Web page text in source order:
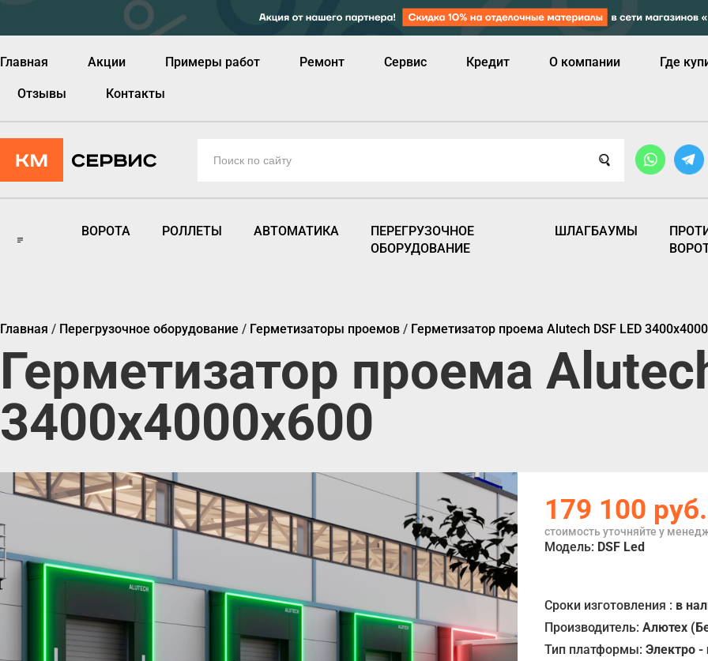
Главная Акции Примеры работ Ремонт Сервис Кредит О компании Где
Отзывы Контакты
ВОРОТА РОЛЛЕТЫ АВТОМАТИКА
ПЕРЕГРУЗОЧНОЕ
ОБОРУДОВАНИЕ
ШЛАГБАУМЫ
Главная / Перегрузочное оборудование / Герметизаторы проемов / Герметизатор проема Alutech DSF LED
Герметизатор проема
3400х4000х600
179 100 руб.
стоимость уточняйте у
Модель: DSF Led
Сроки изготовления : в
Производитель:Алютех
Тип платформы:Электро -